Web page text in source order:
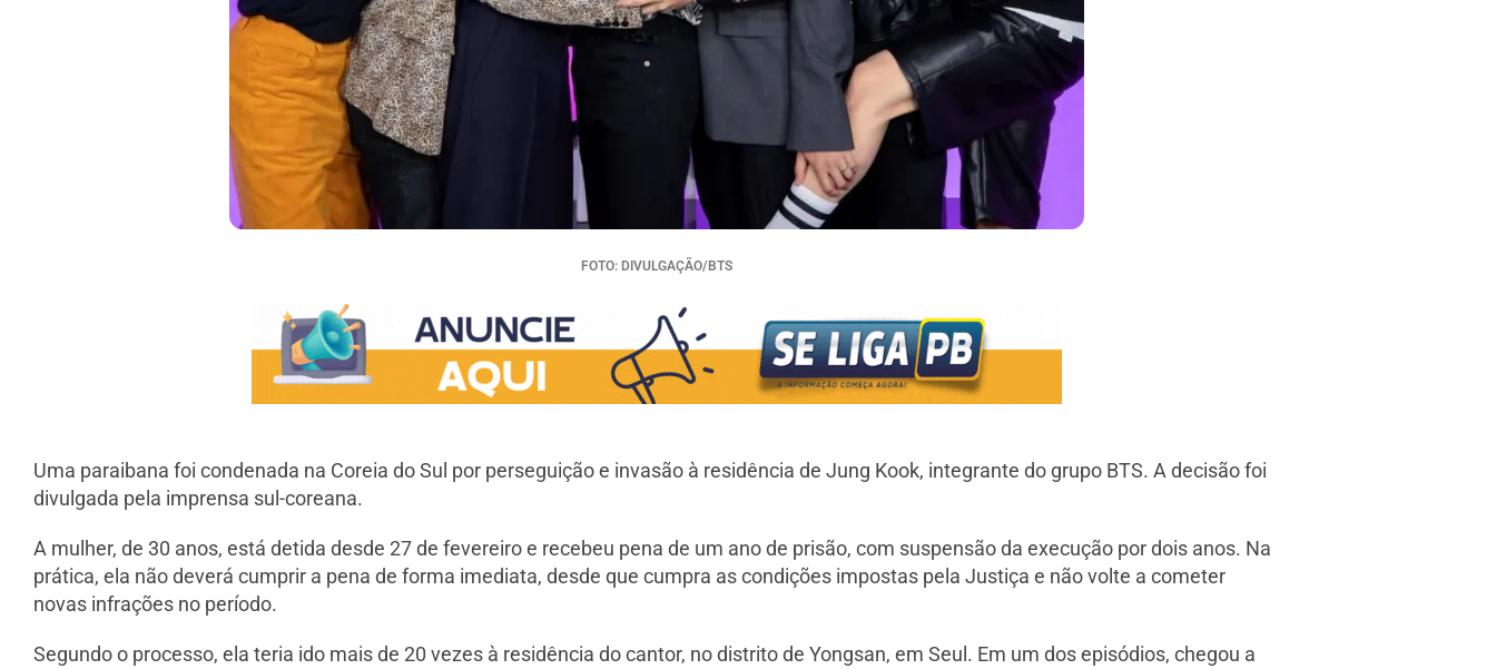
FOTO: DIVULGAÇÃO/BTS
Uma paraibana foi condenada na Coreia do Sul por perseguição e invasão à residência de Jung Kook, integrante do grupo BTS. A decisão foi
divulgada pela imprensa sul-coreana.
A mulher, de 30 anos, está detida desde 27 de fevereiro e recebeu pena de um ano de prisão, com suspensão da execução por dois anos. Na
prática, ela não deverá cumprir a pena de forma imediata, desde que cumpra as condições impostas pela Justiça e não volte a cometer
novas infrações no período.
Segundo o processo, ela teria ido mais de 20 vezes à residência do cantor, no distrito de Yongsan, em Seul. Em um dos episódios, chegou a